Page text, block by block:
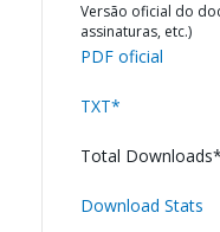
Versão oficial do
assinaturas, etc.)
PDF oficial
TXT*
Total
Download Stats